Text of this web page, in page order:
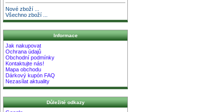
Nové zboží ...
Všechno zboží ...
Informace
Jak nakupovat
Ochrana údajů
Obchodní podmínky
Kontaktujte nás!
Mapa obchodu
Dárkový kupón FAQ
Nezasílat aktuality
Důležité odkazy